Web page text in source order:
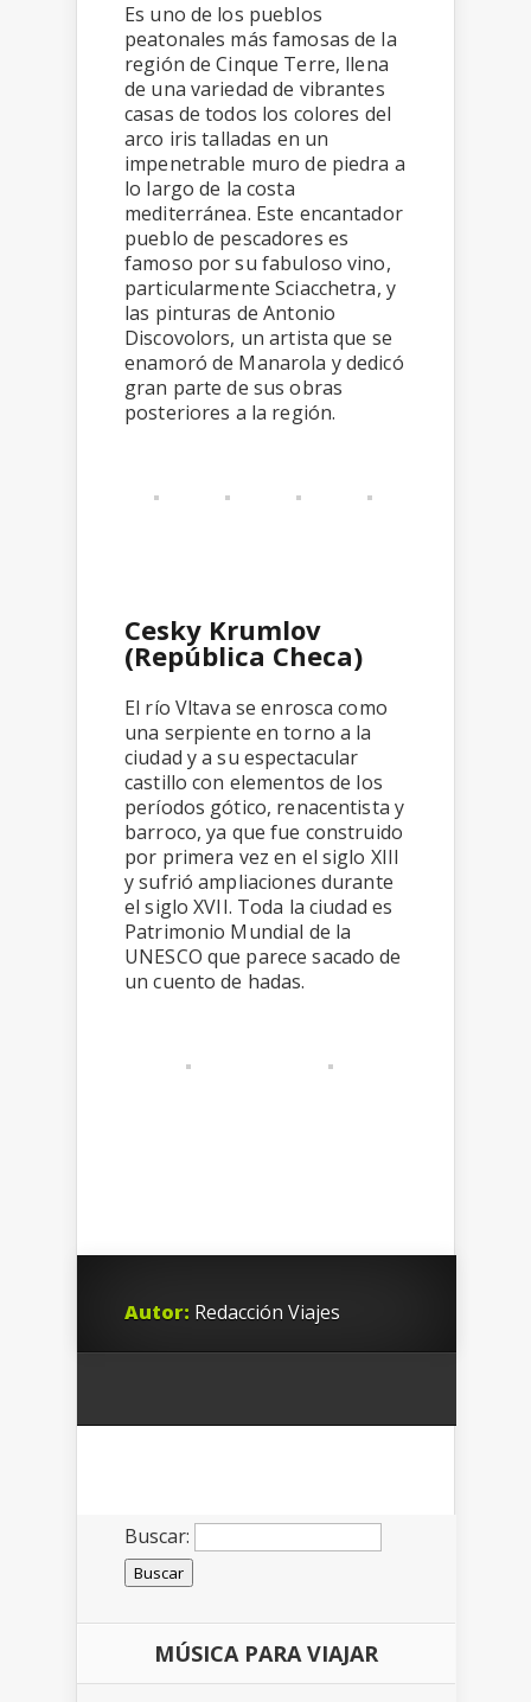
Es uno de los pueblos
peatonales más famosas de la
región de Cinque Terre, llena
de una variedad de vibrantes
casas de todos los colores del
arco iris talladas en un
impenetrable muro de piedra a
lo largo de la costa
mediterránea. Este encantador
pueblo de pescadores es
famoso por su fabuloso vino,
particularmente Sciacchetra, y
las pinturas de Antonio
Discovolors, un artista que se
enamoró de Manarola y dedicó
gran parte de sus obras
posteriores a la región.
Cesky Krumlov
(República Checa)
El río Vltava se enrosca como
una serpiente en torno a la
ciudad y a su espectacular
castillo con elementos de los
períodos gótico, renacentista y
barroco, ya que fue construido
por primera vez en el siglo XIII
y sufrió ampliaciones durante
el siglo XVII. Toda la ciudad es
Patrimonio Mundial de la
UNESCO que parece sacado de
un cuento de hadas.
Autor: Redacción Viajes
Buscar:
MÚSICA PARA VIAJAR